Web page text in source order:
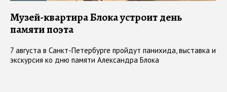
Музей-квартира Блока устроит день
памяти поэта
7 августа в Санкт-Петербурге пройдут панихида, выставка и
экскурсия ко дню памяти Александра Блока